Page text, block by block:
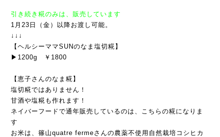
引き続き糀のみは、販売しています
1月23日（金）以降お渡し可能。
↓↓↓
【ヘルシーママSUNのなま塩切糀】
▶1200g　￥1800
【恵子さんのなま糀】
塩切糀ではありません！
甘酒や塩糀も作れます！
ネイバーフードで通年販売しているのは、こちらの糀になりま
す
お米は、篠山quatre fermeさんの農薬不使用自然栽培コシヒカ